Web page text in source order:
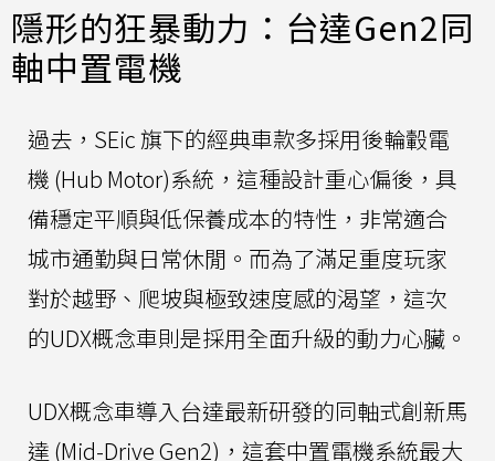
隱形的狂暴動力：台達Gen2同
軸中置電機
過去，SEic 旗下的經典車款多採用後輪轂電
機 (Hub Motor)系統，這種設計重心偏後，具
備穩定平順與低保養成本的特性，非常適合
城市通勤與日常休閒。而為了滿足重度玩家
對於越野、爬坡與極致速度感的渴望，這次
的UDX概念車則是採用全面升級的動力心臟。
UDX概念車導入台達最新研發的同軸式創新馬
達 (Mid-Drive Gen2)，這套中置電機系統最大